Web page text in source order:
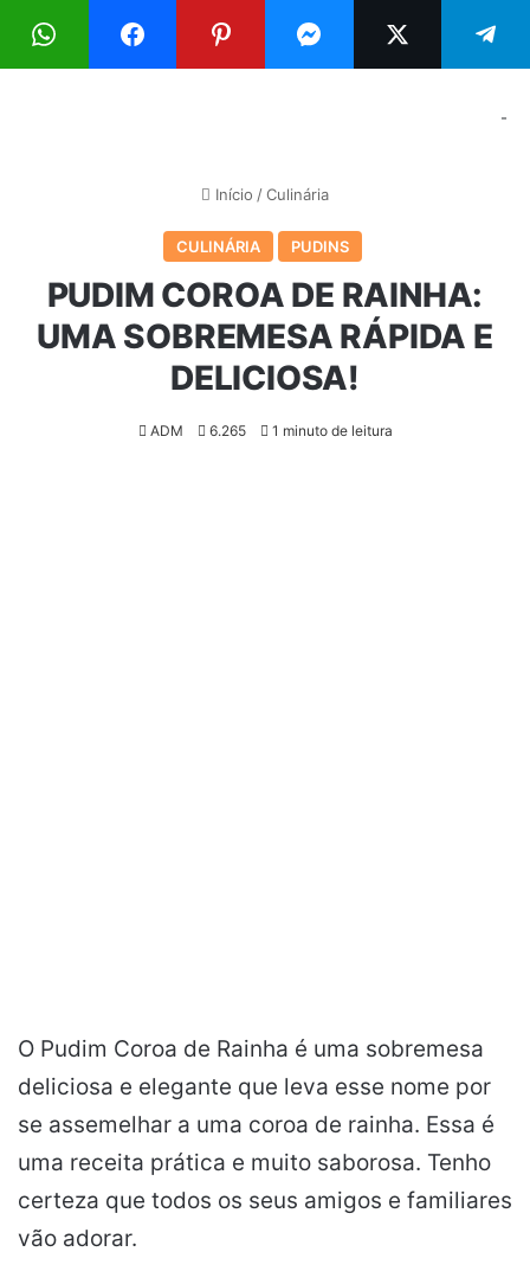
Menu
-
Início /Culinária
CULINÁRIA PUDINS
PUDIM COROA DE RAINHA:
UMA SOBREMESA RÁPIDA E
DELICIOSA!
ADM 6.265 1 minuto de leitura
O Pudim Coroa de Rainha é uma sobremesa
deliciosa e elegante que leva esse nome por
se assemelhar a uma coroa de rainha. Essa é
uma receita prática e muito saborosa. Tenho
certeza que todos os seus amigos e familiares
vão adorar.